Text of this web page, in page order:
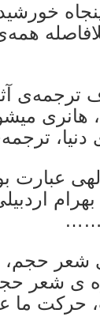
هانری
دنیا،
عبارت
بهرام
حجم،
ی شعر
حرکت